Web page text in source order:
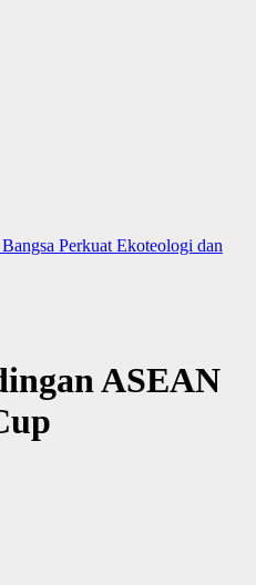
Perkuat Ekoteologi dan
ASEAN